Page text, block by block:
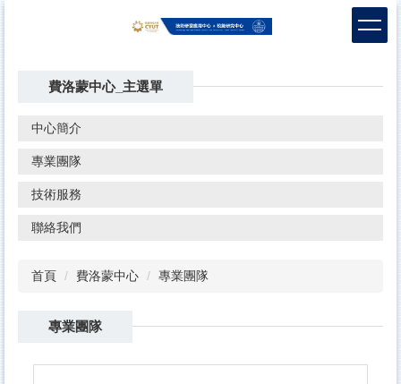
費洛蒙中心_主選單
中心簡介
專業團隊
技術服務
聯絡我們
首頁 費洛蒙中心 專業團隊
專業團隊